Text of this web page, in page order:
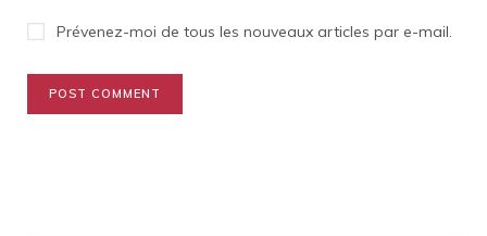
Prévenez-moi de tous les nouveaux articles par e-mail.